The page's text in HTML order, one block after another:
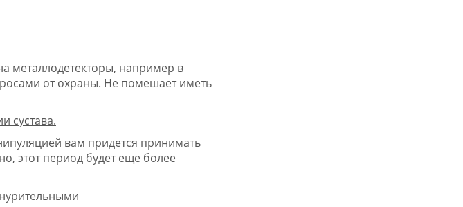
металлодетекторы, например в
от охраны. Не помешает иметь
сустава.
вам придется принимать
этот период будет еще более